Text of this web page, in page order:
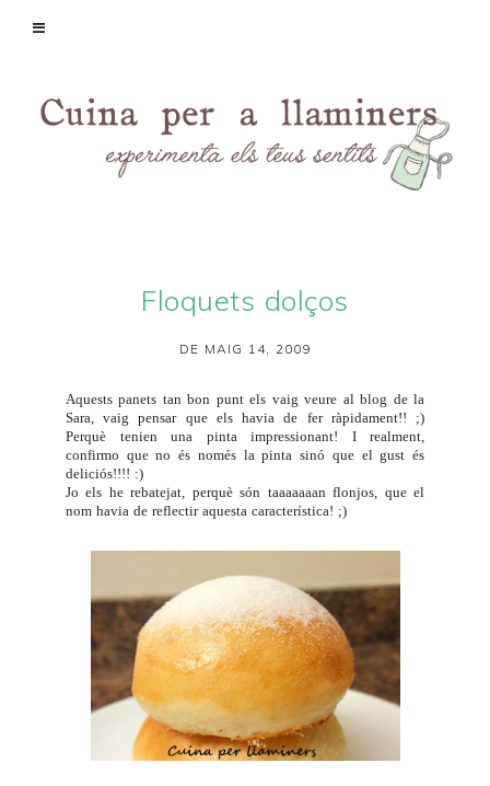
Floquets dolços
DE MAIG 14, 2009
Aquests panets tan bon punt els vaig veure al blog de la
Sara , vaig pensar que els havia de fer ràpidament!! ;)
Perquè tenien una pinta impressionant! I realment,
confirmo que no és només la pinta sinó que el gust és
deliciós!!!! :)
Jo els he rebatejat, perquè són taaaaaaan flonjos, que el
nom havia de reflectir aquesta característica! ;)